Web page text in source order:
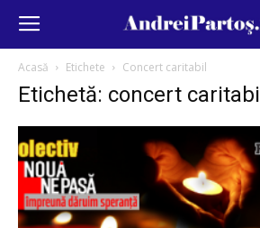
Acasă Etichete Concert caritabil
Etichetă: concert caritabil